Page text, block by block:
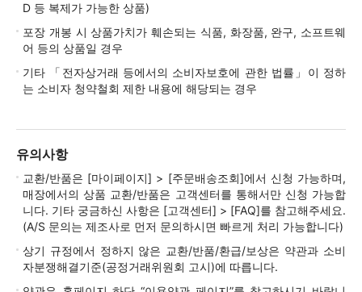
D 등 복제가 가능한 상품)
포장 개봉 시 상품가치가 훼손되는 식품, 화장품, 완구, 소프트웨
어 등의 상품일 경우
기타 「전자상거래 등에서의 소비자보호에 관한 법률」이 정하
는 소비자 청약철회 제한 내용에 해당되는 경우
유의사항
교환/반품은 [마이페이지] > [주문배송조회]에서 신청 가능하며,
매장에서의 상품 교환/반품은 고객센터를 통해서만 신청 가능합
니다. 기타 궁금하신 사항은 [고객센터] > [FAQ]를 참고해주세요.
(A/S 문의는 제조사로 먼저 문의하시면 빠르게 처리 가능합니다)
상기 규정에서 정하지 않은 교환/반품/환급/보상은 약관과 소비
자분쟁해결기준(공정거래위원회 고시)에 따릅니다.